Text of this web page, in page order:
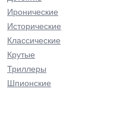
Иронические
Исторические
Классические
Крутые
Триллеры
Шпионские